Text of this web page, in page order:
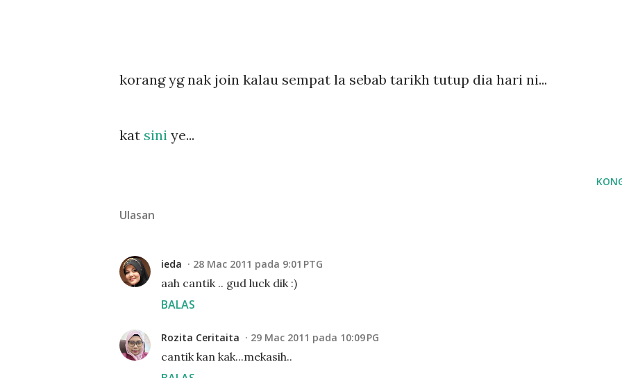
korang yg nak join kalau sempat la sebab tarikh tutup dia hari ni...
kat sini ye...
Ulasan
ieda 28 Mac 2011 pada 9:01 PTG
aah cantik .. gud luck dik :)
BALAS
Rozita Ceritaita 29 Mac 2011 pada 10:09 PG
cantik kan kak...mekasih..